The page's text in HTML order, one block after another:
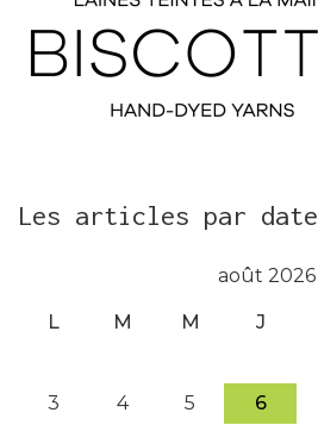
Les articles par date
août 2026
L M M J
3
4 5 6